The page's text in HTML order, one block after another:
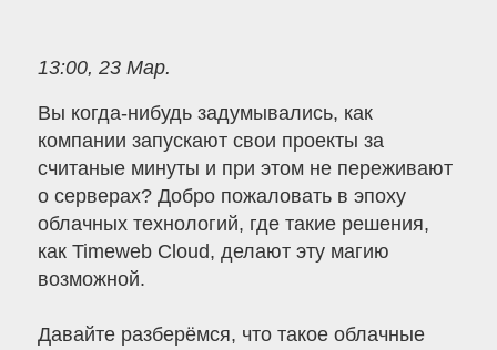
13:00, 23 Мар.
Вы когда-нибудь задумывались, как
компании запускают свои проекты за
считаные минуты и при этом не переживают
о серверах? Добро пожаловать в эпоху
облачных технологий, где такие решения,
как Timeweb Cloud, делают эту магию
возможной.
Давайте разберёмся, что такое облачные